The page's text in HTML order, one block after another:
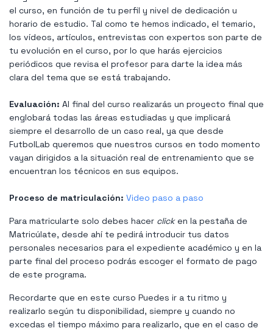
el curso, en función de tu perfil y nivel de dedicación u
horario de estudio. Tal como te hemos indicado, el temario,
los vídeos, artículos, entrevistas con expertos son parte de
tu evolución en el curso, por lo que harás ejercicios
periódicos que revisa el profesor para darte la idea más
clara del tema que se está trabajando.
Evaluación: Al final del curso realizarás un proyecto final que
englobará todas las áreas estudiadas y que implicará
siempre el desarrollo de un caso real, ya que desde
FutbolLab queremos que nuestros cursos en todo momento
vayan dirigidos a la situación real de entrenamiento que se
encuentran los técnicos en sus equipos.
Proceso de matriculación: Video paso a paso
Para matricularte solo debes hacer clicken la pestaña de
Matricúlate, desde ahí te pedirá introducir tus datos
personales necesarios para el expediente académico y en la
parte final del proceso podrás escoger el formato de pago
de este programa.
Recordarte que en este curso Puedes ir a tu ritmo y
realizarlo según tu disponibilidad, siempre y cuando no
excedas el tiempo máximo para realizarlo, que en el caso de